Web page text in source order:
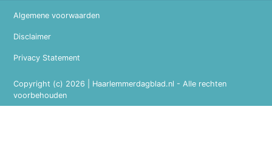
Copyright (c) 2026 | Haarlemmerdagblad.nl - Alle rechten
voorbehouden
Algemene voorwaarden
Disclaimer
Privacy Statement